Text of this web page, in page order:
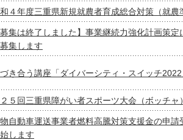
４年度三重県新規就農者育成総合対策（就
募集は終了しました】事業継続力強化計画策
集します
き合う講座「ダイバーシティ・スイッチ2022
５回三重県障がい者スポーツ大会（ボッチャ
自動車運送事業者燃料高騰対策支援金の申
します